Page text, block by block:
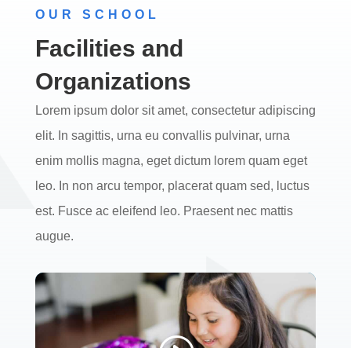
OUR SCHOOL
Facilities and
Organizations
Lorem ipsum dolor sit amet, consectetur adipiscing
elit. In sagittis, urna eu convallis pulvinar, urna
enim mollis magna, eget dictum lorem quam eget
leo. In non arcu tempor, placerat quam sed, luctus
est. Fusce ac eleifend leo. Praesent nec mattis
augue.